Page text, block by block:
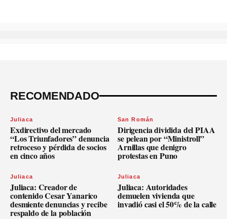
RECOMENDADO
Juliaca
Exdirectivo del mercado
“Los Triunfadores” denuncia
retroceso y pérdida de socios
en cinco años
San Román
Dirigencia dividida del PIAA
se pelean por “Ministroll”
Arnillas que denigro
protestas en Puno
Juliaca
Juliaca: Creador de
contenido Cesar Yanarico
desmiente denuncias y recibe
respaldo de la población
Juliaca
Juliaca: Autoridades
demuelen vivienda que
invadió casi el 50% de la calle